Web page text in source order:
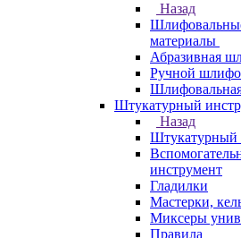
Назад
материалы
Абразивная
Ручной
Штукатурный
Назад
Штукатурный
инструмент
Гладилки
Мастерки,
Миксеры
Правила